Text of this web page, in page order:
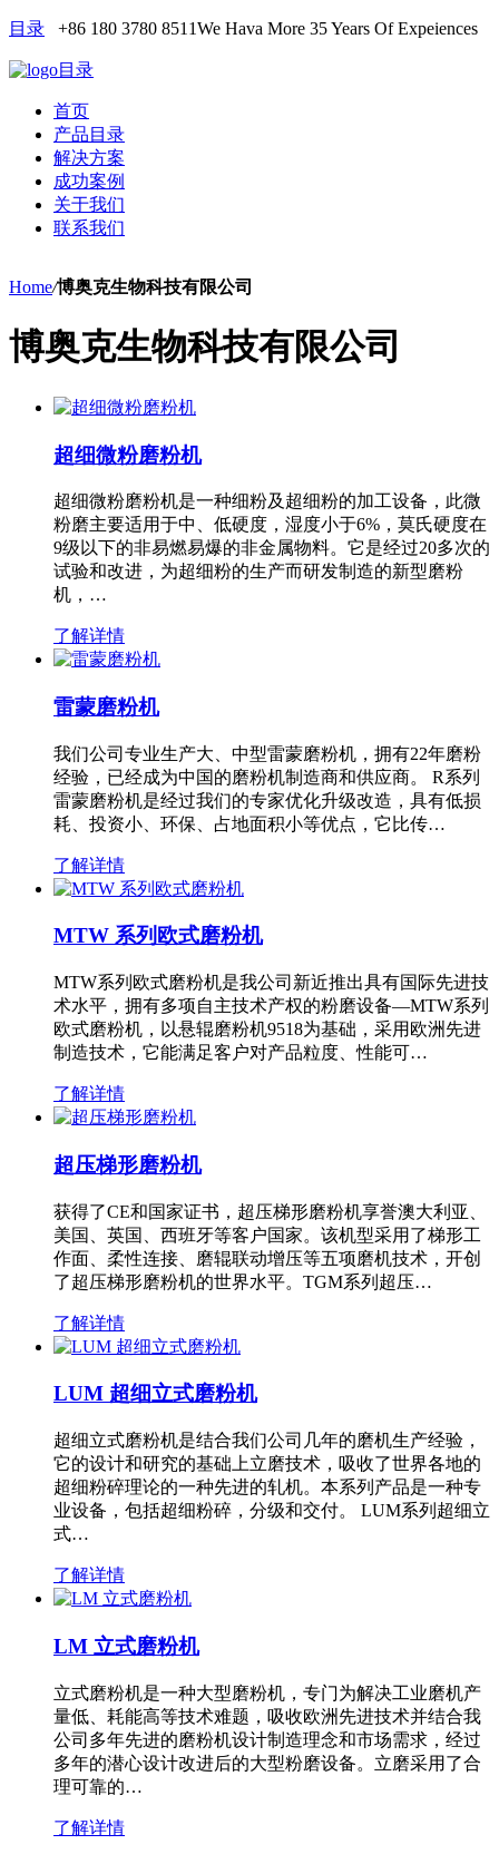
目录 +86 180 3780 8511We Hava More 35 Years Of Expeiences
目录
首页
产品目录
解决方案
成功案例
关于我们
联系我们
Home/博奥克生物科技有限公司
博奥克生物科技有限公司
超细微粉磨粉机
超细微粉磨粉机是一种细粉及超细粉的加工设备，此微
粉磨主要适用于中、低硬度，湿度小于6%，莫氏硬度在
9级以下的非易燃易爆的非金属物料。它是经过20多次的
试验和改进，为超细粉的生产而研发制造的新型磨粉
机，…
了解详情
雷蒙磨粉机
我们公司专业生产大、中型雷蒙磨粉机，拥有22年磨粉
经验，已经成为中国的磨粉机制造商和供应商。 R系列
雷蒙磨粉机是经过我们的专家优化升级改造，具有低损
耗、投资小、环保、占地面积小等优点，它比传…
了解详情
MTW 系列欧式磨粉机
MTW系列欧式磨粉机是我公司新近推出具有国际先进技
术水平，拥有多项自主技术产权的粉磨设备—MTW系列
欧式磨粉机，以悬辊磨粉机9518为基础，采用欧洲先进
制造技术，它能满足客户对产品粒度、性能可…
了解详情
超压梯形磨粉机
获得了CE和国家证书，超压梯形磨粉机享誉澳大利亚、
美国、英国、西班牙等客户国家。该机型采用了梯形工
作面、柔性连接、磨辊联动增压等五项磨机技术，开创
了超压梯形磨粉机的世界水平。TGM系列超压…
了解详情
LUM 超细立式磨粉机
超细立式磨粉机是结合我们公司几年的磨机生产经验，
它的设计和研究的基础上立磨技术，吸收了世界各地的
超细粉碎理论的一种先进的轧机。本系列产品是一种专
业设备，包括超细粉碎，分级和交付。 LUM系列超细立
式…
了解详情
LM 立式磨粉机
立式磨粉机是一种大型磨粉机，专门为解决工业磨机产
量低、耗能高等技术难题，吸收欧洲先进技术并结合我
公司多年先进的磨粉机设计制造理念和市场需求，经过
多年的潜心设计改进后的大型粉磨设备。立磨采用了合
理可靠的…
了解详情